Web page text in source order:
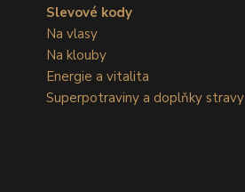
Slevové kody
Na vlasy
Na klouby
Energie a vitalita
Superpotraviny a doplňky stravy